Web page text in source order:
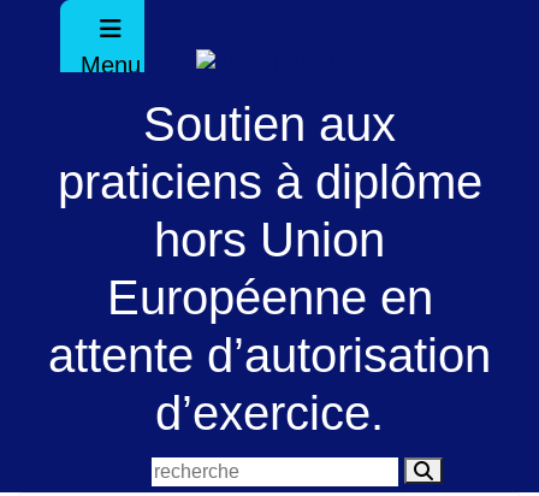
Menu
Soutien aux
praticiens à diplôme
hors Union
Européenne en
attente d’autorisation
d’exercice.